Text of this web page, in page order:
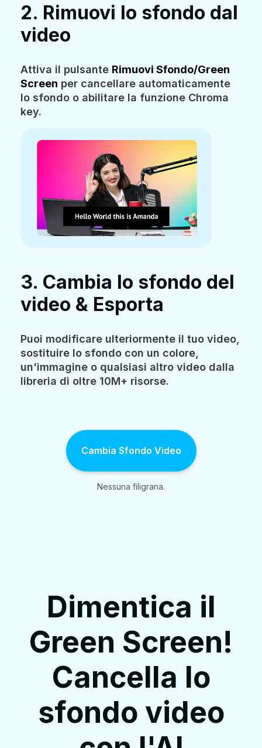
2. Rimuovi lo sfondo dal
video
Attiva il pulsante Rimuovi Sfondo/Green
Screen per cancellare automaticamente
lo sfondo o abilitare la funzione Chroma
key.
3. Cambia lo sfondo del
video & Esporta
Puoi modificare ulteriormente il tuo video,
sostituire lo sfondo con un colore,
un'immagine o qualsiasi altro video dalla
libreria di oltre 10M+ risorse.
Cambia Sfondo Video
Nessuna filigrana.
Dimentica il
Green Screen!
Cancella lo
sfondo video